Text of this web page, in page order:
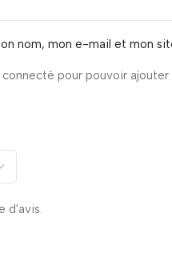
d'avis.
nom, mon e-mail et mon
pour pouvoir